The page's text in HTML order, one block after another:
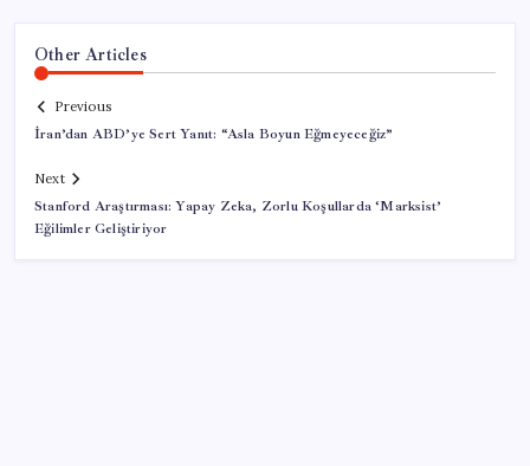
Other Articles
Previous
İran’dan ABD’ye Sert Yanıt: “Asla Boyun Eğmeyeceğiz”
Next
Stanford Araştırması: Yapay Zeka, Zorlu Koşullarda ‘Marksist’
Eğilimler Geliştiriyor